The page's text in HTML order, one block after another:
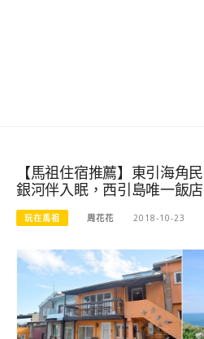
【馬祖住宿推薦】東引海角
銀河伴入眠，西引島唯一飯店
玩在馬祖 周花花 2018-10-23